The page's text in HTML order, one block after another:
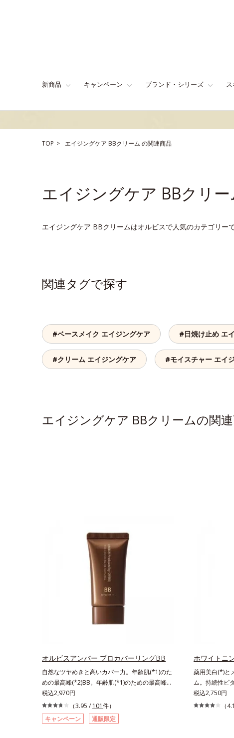
新商品 キャンペーン ブランド・シリーズ
TOP エイジングケア BBクリーム の関連商品
エイジングケア BBクリ
エイジングケア BBクリームはオルビスで人気のカテゴリー
関連タグで探す
#ベースメイク エイジングケア #日焼け止め エ
#クリーム エイジングケア #モイスチャー エイ
エイジングケア BBクリームの関
オルビスアンバー プロカバーリングBB
自然なツヤめきと高いカバー力。年齢肌(*1)のた
めの最高峰(*2)BB。年齢肌(*1)のための最高峰
(*2)BBクリームです。肌のアラを光でふわりと
とばし、くすみや凹凸も軽やかにカバー。さらに
厚みのあるテクスチャーが均一にのび広がり、し
っかりカバーしながらも自然な仕上がりです。年
税込2,970円
（3.95 / 101件）
キャンペーン
通販限定
ホワイトニ
薬用美白(*)と
ム。持続性ビ
みのない軽や
がら日中美白
税込2,750円
（